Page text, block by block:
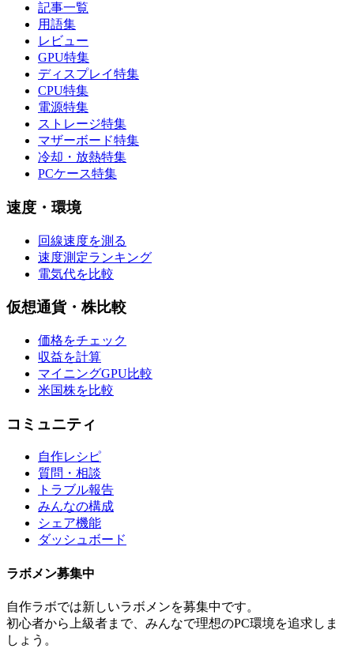
記事一覧
用語集
レビュー
GPU特集
ディスプレイ特集
CPU特集
電源特集
ストレージ特集
マザーボード特集
冷却・放熱特集
PCケース特集
速度・環境
回線速度を測る
速度測定ランキング
電気代を比較
仮想通貨・株比較
価格をチェック
収益を計算
マイニングGPU比較
米国株を比較
コミュニティ
自作レシピ
質問・相談
トラブル報告
みんなの構成
シェア機能
ダッシュボード
ラボメン募集中
自作ラボでは新しいラボメンを募集中です。
初心者から上級者まで、みんなで理想のPC環境を追求しま
しょう。